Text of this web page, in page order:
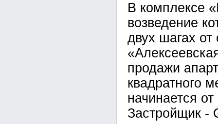
В комплексе
возведение
двух шагах от
продажи
квадратного
начинается
Застройщик -